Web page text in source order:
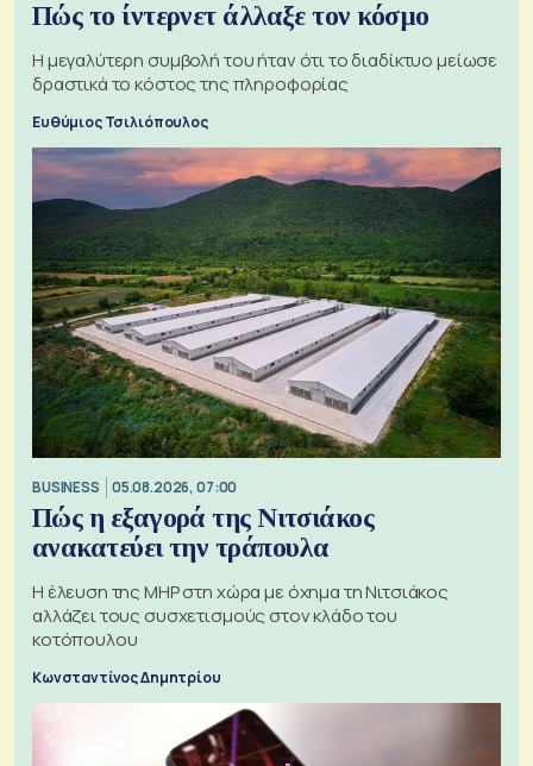
Πώς το ίντερνετ άλλαξε τον κόσμο
Η μεγαλύτερη συμβολή του ήταν ότι το διαδίκτυο μείωσε
δραστικά το κόστος της πληροφορίας
Ευθύμιος Τσιλιόπουλος
BUSINESS 05.08.2026, 07:00
Πώς η εξαγορά της Νιτσιάκος
ανακατεύει την τράπουλα
H έλευση της MHP στη χώρα με όχημα τη Νιτσιάκος
αλλάζει τους συσχετισμούς στον κλάδο του
κοτόπουλου
Κωνσταντίνος Δημητρίου